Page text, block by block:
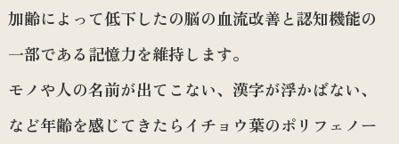
加齢によって低下したの脳の血流改善と認知機能の
一部である記憶力を維持します。
モノや人の名前が出てこない、漢字が浮かばない、
など年齢を感じてきたらイチョウ葉のポリフェノー